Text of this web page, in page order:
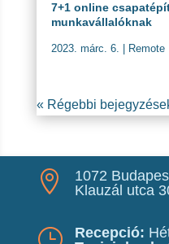
7+1 online
munkavállalóknak
2023. márc. 6. Remote
« Régebbi

1072
Klauzál utca
} Recepció: